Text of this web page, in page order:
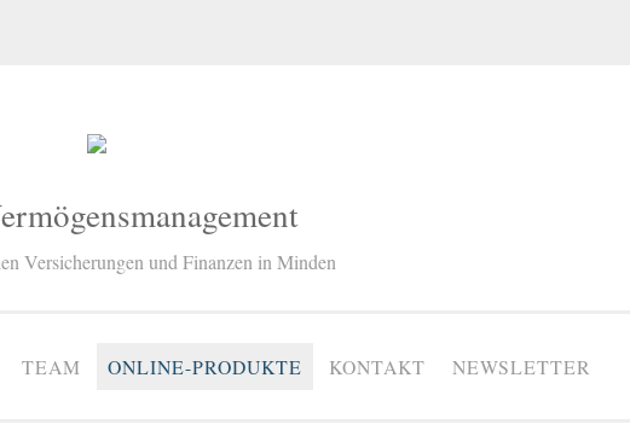
Versicherungen und Finanzen in Minden
TEAM ONLINE-PRODUKTE KONTAKT NEWSLETTER